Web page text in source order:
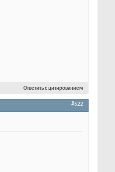
Ответить с цитированием
#522